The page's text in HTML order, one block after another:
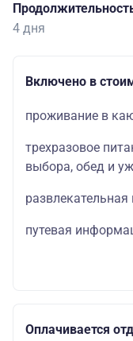
4 дня
Включено в
проживание в
трехразовое
выбора, обед и
путевая
Оплачивается